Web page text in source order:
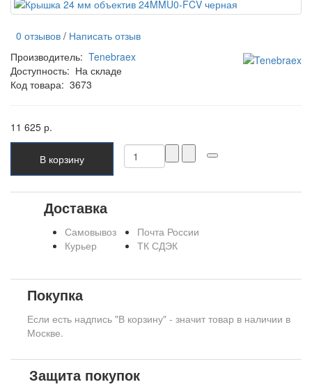
0 отзывов / Написать отзыв
Производитель: Tenebraex
Доступность: На складе
Код товара: 3673
11 625 р.
В корзину
Доставка
Самовывоз
Курьер
Почта России
ТК СДЭК
Покупка
Если есть надпись "В корзину" - значит товар в наличии в
Москве.
Защита покупок